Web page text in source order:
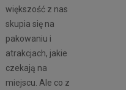
większość z nas
skupia się na
pakowaniu i
atrakcjach, jakie
czekają na
miejscu. Ale co z